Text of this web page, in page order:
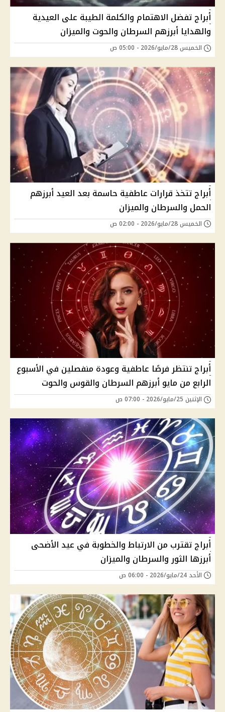
أبراج تفضل الاهتمام والكلمة الطيبة على العيدية
والهدايا أبرزهم السرطان والحوت والميزان
الخميس 28/مايو/2026 - 05:00 ص
أبراج تتخذ قرارات عاطفية حاسمة بعد العيد أبرزهم
الحمل والسرطان والميزان
الخميس 28/مايو/2026 - 02:00 ص
أبراج تنتظر فرصًا عاطفية وعودة منفصلين في الأسبوع
الرابع من مايو أبرزهم السرطان والقوس والحوت
الإثنين 25/مايو/2026 - 07:00 ص
أبراج تقترب من الارتباط والخطوبة في عيد الأضحى
أبرزها الثور والسرطان والميزان
الأحد 24/مايو/2026 - 06:00 ص